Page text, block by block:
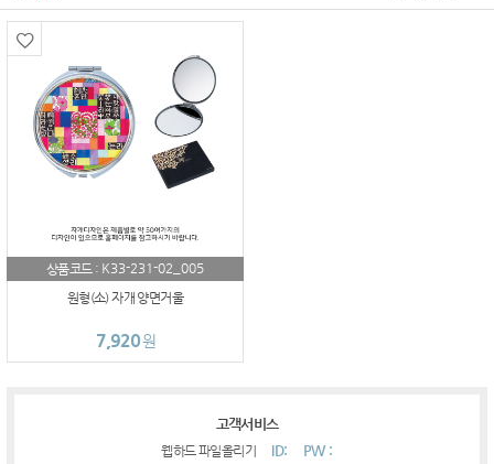
상품코드 : K33-231-02_005
원형(소) 자개 양면거울
7,920원
고객서비스
웹하드 파일올리기 ID: PW :